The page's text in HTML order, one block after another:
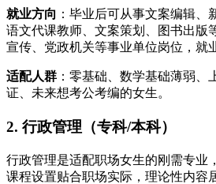
就业方向 ：毕业后可从事文案编辑、
语文代课教师、文案策划、图书出版
宣传、党政机关等事业单位岗位，就
适配人群 ：零基础、数学基础薄弱、
证、未来想考公考编的女生。
2. 行政管理（专科/本科）
行政管理是适配职场女生的刚需专业
课程设置贴合职场实际，理论性内容